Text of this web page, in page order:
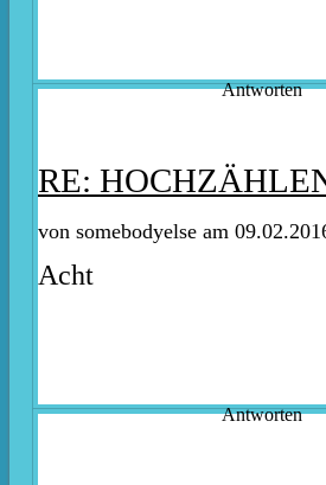
Antworten
RE:
von somebodyelse am
Acht
Antworten